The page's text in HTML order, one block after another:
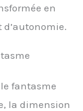
en
fantasme
la dimension